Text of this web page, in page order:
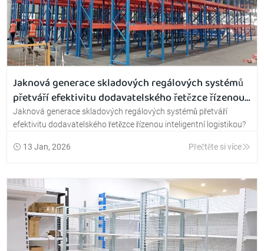
Jaknová generace skladových regálových systémů
přetváří efektivitu dodavatelského řetězce řízenou
inteligentní logistikou?
Jaknová generace skladových regálových systémů přetváří
efektivitu dodavatelského řetězce řízenou inteligentní logistikou?
13 Jan, 2026 Přečtěte si více